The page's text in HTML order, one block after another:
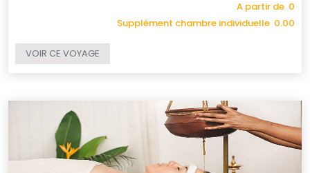
A partir de 0
Supplément chambre individuelle 0.00
VOIR CE VOYAGE